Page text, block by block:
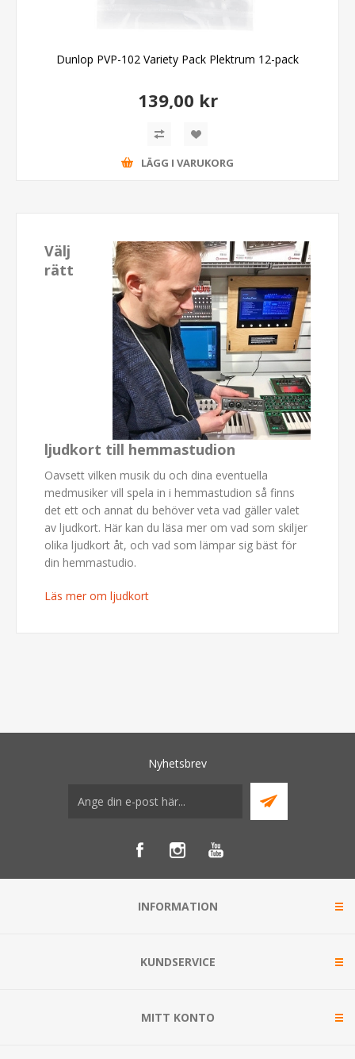
Dunlop PVP-102 Variety Pack Plektrum 12-pack
139,00 kr
LÄGG I VARUKORG
Välj
rätt
ljudkort till hemmastudion
Oavsett vilken musik du och dina eventuella
medmusiker vill spela in i hemmastudion så finns
det ett och annat du behöver veta vad gäller valet
av ljudkort. Här kan du läsa mer om vad som skiljer
olika ljudkort åt, och vad som lämpar sig bäst för
din hemmastudio.
Läs mer om ljudkort
Nyhetsbrev
INFORMATION
KUNDSERVICE
MITT KONTO